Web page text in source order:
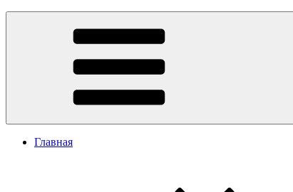
Перейти
Заказать сайт в Бишкеке
Разработка сайтов в Бишкеке. Сайт Бишкек, сайт
Главная